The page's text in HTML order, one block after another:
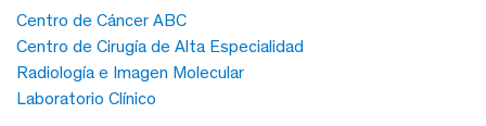
Centro de Cáncer ABC
Centro de Cirugía de Alta Especialidad
Radiología e Imagen Molecular
Laboratorio Clínico